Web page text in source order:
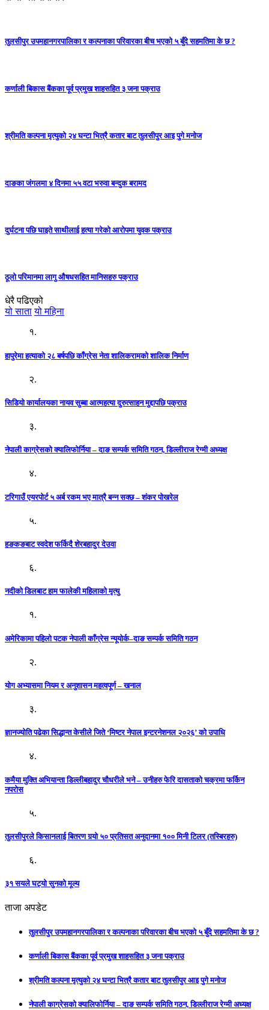
तुलसीपुर उपमहानगरपालिका र कल्पनाका परिवारका बीच भएको ५ बुँदे सहमतिमा के छ ?
कर्णाली बिकास बैंकका पूर्व प्रमुख शाहसहित ३ जना पक्राउ
श्रीमति कल्पना मृत्युको २४ घन्टा भित्रै कतार बाट तुलसीपुर आइ पुगे मनोज
दाङका जंगलमा ४ दिनमा ५५ वटा भरुवा बन्दुक बरामद
दुर्घटना पछि घाइते साथीलाई हत्या गरेको आरोपमा युवक पक्राउ
ठूलो परिमानमा लागु औषधसहित मानिसहरु पक्राउ
धेरै पढिएको
यो साता यो महिना
१.
हापुरेमा हत्याको २८ बर्षपछि काँग्रेस नेता शालिकरामको शालिक निर्माण
२.
सिडियो कार्यालयका नायव सुब्बा आत्महत्या दुरुत्साहन मुद्दापछि पक्राउ
३.
नेपाली काग्रेसको क्यालिफोर्निया – दाङ सम्पर्क समिति गठन, डिल्लीराज रेग्मी अध्यक्ष
४.
टरिगाउँ एयरपोर्ट ५ अर्ब रकम भए मात्रै बन्न सक्छ – शंकर पोखरेल
५.
हङकङबाट स्वदेश फर्किदै शेरबहादुर देउवा
६.
नदीको डिलबाट हाम फालेकी महिलाको मृत्यु
१.
अमेरिकामा पहिलो पटक नेपाली काँग्रेस न्यूयोर्क–दाङ सम्पर्क समिति गठन
२.
योग अभ्यासमा नियम र अनुशासन महत्वपूर्ण – खनाल
३.
ज्ञानज्योति पढेका सिद्धान्त केसीले जिते ‘मिष्टर नेपाल इन्टरनेशनल २०२६’ को उपाधि
४.
कमैया मुक्ति अभियान्ता डिल्लीबहादुर चौधरीले भने – उनीहरु फेरि दासताको चक्रमा फर्किन
नपरोस
५.
तुलसीपुरले किसानलाई बितरण गर्‍यो ५० प्रतिसत अनुदानमा १०० मिनी टिलर (तस्बिरहरु)
६.
३१ सयले घट्यो सुनको मूल्य
ताजा अपडेट
तुलसीपुर उपमहानगरपालिका र कल्पनाका परिवारका बीच भएको ५ बुँदे सहमतिमा के छ ?
कर्णाली बिकास बैंकका पूर्व प्रमुख शाहसहित ३ जना पक्राउ
श्रीमति कल्पना मृत्युको २४ घन्टा भित्रै कतार बाट तुलसीपुर आइ पुगे मनोज
नेपाली काग्रेसको क्यालिफोर्निया – दाङ सम्पर्क समिति गठन, डिल्लीराज रेग्मी अध्यक्ष